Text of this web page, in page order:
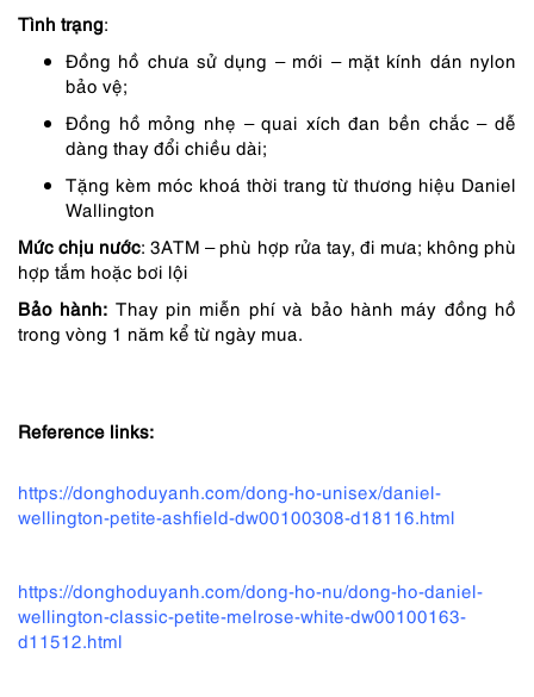
Tình trạng:
Đồng hồ chưa sử dụng – mới – mặt kính dán nylon
bảo vệ;
Đồng hồ mỏng nhẹ – quai xích đan bền chắc – dễ
dàng thay đổi chiều dài;
Tặng kèm móc khoá thời trang từ thương hiệu Daniel
Wallington
Mức chịu nước: 3ATM – phù hợp rửa tay, đi mưa; không phù
hợp tắm hoặc bơi lội
Bảo hành: Thay pin miễn phí và bảo hành máy đồng hồ
trong vòng 1 năm kể từ ngày mua.
Reference links:
https://donghoduyanh.com/dong-ho-unisex/daniel-
wellington-petite-ashfield-dw00100308-d18116.html
https://donghoduyanh.com/dong-ho-nu/dong-ho-daniel-
wellington-classic-petite-melrose-white-dw00100163-
d11512.html